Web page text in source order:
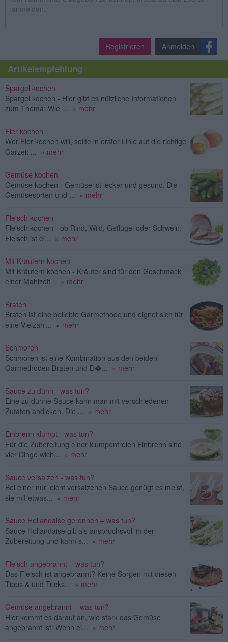
Registrieren Anmelden
Artikelempfehlung
Spargel kochen
Spargel kochen - Hier gibt es nützliche Informationen
zum Thema: Wie ...
» mehr
Eier kochen
Wer Eier kochen will, sollte in erster Linie auf die richtige
Garzeit ...
» mehr
Gemüse kochen
Gemüse kochen - Gemüse ist lecker und gesund. Die
Gemüsesorten und ...
» mehr
Fleisch kochen
Fleisch kochen - ob Rind, Wild, Geflügel oder Schwein:
Fleisch ist ei...
» mehr
Mit Kräutern kochen
Mit Kräutern kochen - Kräuter sind für den Geschmack
einer Mahlzeit...
» mehr
Braten
Braten ist eine beliebte Garmethode und eignet sich für
eine Vielzahl...
» mehr
Schmoren
Schmoren ist eine Kombination aus den beiden
Garmethoden Braten und D�...
» mehr
Sauce zu dünn - was tun?
Eine zu dünne Sauce kann man mit verschiedenen
Zutaten andicken. Die ...
» mehr
Einbrenn klumpt - was tun?
Für die Zubereitung einer klumpenfreien Einbrenn sind
vier Dinge wich...
» mehr
Sauce versalzen - was tun?
Bei einer nur leicht versalzenen Sauce genügt es meist,
sie mit etwas...
» mehr
Sauce Hollandaise geronnen – was tun?
Sauce Hollandaise gilt als anspruchsvoll in der
Zubereitung und kann s...
» mehr
Fleisch angebrannt – was tun?
Das Fleisch ist angebrannt? Keine Sorgen mit diesen
Tipps & und Tricks...
» mehr
Gemüse angebrannt – was tun?
Hier kommt es darauf an, wie stark das Gemüse
angebrannt ist: Wenn ei...
» mehr